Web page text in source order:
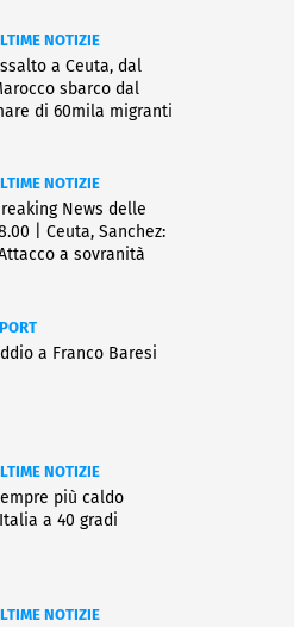
NOTIZIE
a Ceuta, dal
sbarco dal
di 60mila migranti
NOTIZIE
News delle
| Ceuta, Sanchez:
a sovranità
a Franco Baresi
NOTIZIE
più caldo
a 40 gradi
NOTIZIE